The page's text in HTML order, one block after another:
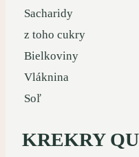
Sacharidy
z toho cukry
Bielkoviny
Vláknina
Soľ
KREKRY